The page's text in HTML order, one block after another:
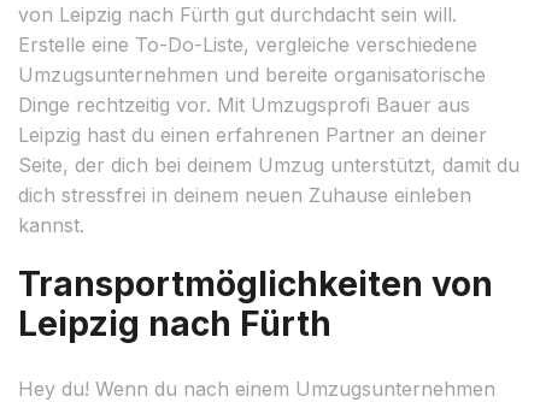
von Leipzig nach Fürth gut durchdacht sein will.
Erstelle eine To-Do-Liste, vergleiche verschiedene
Umzugsunternehmen und bereite organisatorische
Dinge rechtzeitig vor. Mit Umzugsprofi Bauer aus
Leipzig hast du einen erfahrenen Partner an deiner
Seite, der dich bei deinem Umzug unterstützt, damit du
dich stressfrei in deinem neuen Zuhause einleben
kannst.
Transportmöglichkeiten von
Leipzig nach Fürth
Hey du! Wenn du nach einem Umzugsunternehmen